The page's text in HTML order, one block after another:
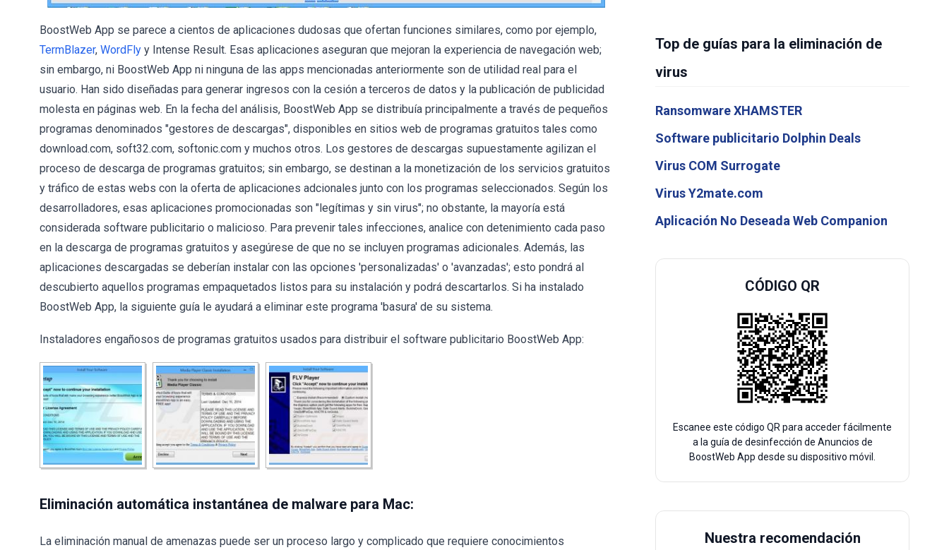
BoostWeb App se parece a cientos de aplicaciones dudosas que ofertan funciones similares, como por ejemplo,
TermBlazer, WordFly y Intense Result. Esas aplicaciones aseguran que mejoran la experiencia de navegación web;
sin embargo, ni BoostWeb App ni ninguna de las apps mencionadas anteriormente son de utilidad real para el
usuario. Han sido diseñadas para generar ingresos con la cesión a terceros de datos y la publicación de publicidad
molesta en páginas web. En la fecha del análisis, BoostWeb App se distribuía principalmente a través de pequeños
programas denominados "gestores de descargas", disponibles en sitios web de programas gratuitos tales como
download.com, soft32.com, softonic.com y muchos otros. Los gestores de descargas supuestamente agilizan el
proceso de descarga de programas gratuitos; sin embargo, se destinan a la monetización de los servicios gratuitos
y tráfico de estas webs con la oferta de aplicaciones adcionales junto con los programas seleccionados. Según los
desarrolladores, esas aplicaciones promocionadas son "legítimas y sin virus"; no obstante, la mayoría está
considerada software publicitario o malicioso. Para prevenir tales infecciones, analice con detenimiento cada paso
en la descarga de programas gratuitos y asegúrese de que no se incluyen programas adicionales. Además, las
aplicaciones descargadas se deberían instalar con las opciones 'personalizadas' o 'avanzadas'; esto pondrá al
descubierto aquellos programas empaquetados listos para su instalación y podrá descartarlos. Si ha instalado
BoostWeb App, la siguiente guía le ayudará a eliminar este programa 'basura' de su sistema.
Instaladores engañosos de programas gratuitos usados para distribuir el software publicitario BoostWeb App:
Eliminación automática instantánea de malware para Mac:
La eliminación manual de amenazas puede ser un proceso largo y complicado que requiere conocimientos
Top de guías para la eliminación de
virus
Ransomware XHAMSTER
Software publicitario Dolphin Deals
Virus COM Surrogate
Virus Y2mate.com
Aplicación No Deseada Web Companion
CÓDIGO QR
Escanee este código QR para acceder fácilmente
a la guía de desinfección de Anuncios de
BoostWeb App desde su dispositivo móvil.
Nuestra recomendación